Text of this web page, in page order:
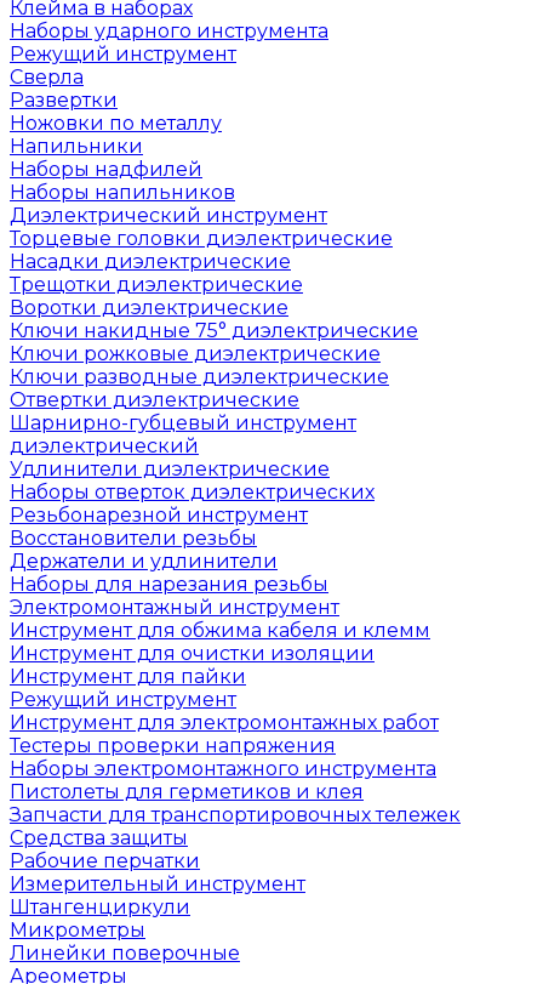
Клейма в наборах
Наборы ударного инструмента
Режущий инструмент
Сверла
Развертки
Ножовки по металлу
Напильники
Наборы надфилей
Наборы напильников
Диэлектрический инструмент
Торцевые головки диэлектрические
Насадки диэлектрические
Трещотки диэлектрические
Воротки диэлектрические
Ключи накидные 75° диэлектрические
Ключи рожковые диэлектрические
Ключи разводные диэлектрические
Отвертки диэлектрические
Шарнирно-губцевый инструмент
диэлектрический
Удлинители диэлектрические
Наборы отверток диэлектрических
Резьбонарезной инструмент
Восстановители резьбы
Держатели и удлинители
Наборы для нарезания резьбы
Электромонтажный инструмент
Инструмент для обжима кабеля и клемм
Инструмент для очистки изоляции
Инструмент для пайки
Режущий инструмент
Инструмент для электромонтажных работ
Тестеры проверки напряжения
Наборы электромонтажного инструмента
Пистолеты для герметиков и клея
Запчасти для транспортировочных тележек
Средства защиты
Рабочие перчатки
Измерительный инструмент
Штангенциркули
Микрометры
Линейки поверочные
Ареометры